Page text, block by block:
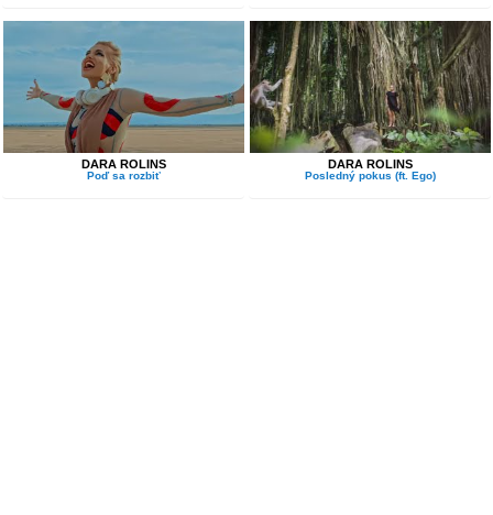
DARA ROLINS
Poď sa rozbiť
DARA ROLINS
Posledný pokus (ft. Ego)